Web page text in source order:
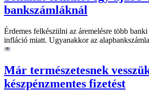
bankszámláknál
Érdemes felkészülni az áremelésre több
infláció miatt. Ugyanakkor az
Már természetesnek
készpénzmentes fizetést